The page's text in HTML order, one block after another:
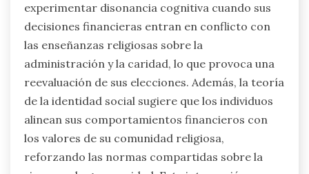
experimentar disonancia cognitiva cuando sus
decisiones financieras entran en conflicto con
las enseñanzas religiosas sobre la
administración y la caridad, lo que provoca una
reevaluación de sus elecciones. Además, la teoría
de la identidad social sugiere que los individuos
alinean sus comportamientos financieros con
los valores de su comunidad religiosa,
reforzando las normas compartidas sobre la